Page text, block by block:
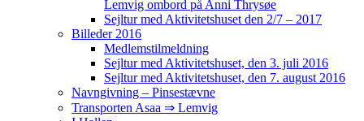
Lemvig ombord på Anni Thrysøe
Sejltur med Aktivitetshuset den 2/7 – 2017
Billeder 2016
Medlemstilmeldning
Sejltur med Aktivitetshuset, den 3. juli 2016
Sejltur med Aktivitetshuset, den 7. august 2016
Navngivning – Pinsestævne
Transporten Asaa ⇒ Lemvig